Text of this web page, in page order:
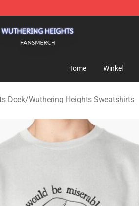
Home Winkel
Doek/Wuthering Heights Sweatshirts